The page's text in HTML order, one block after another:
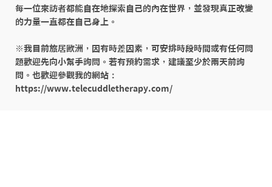
每一位來訪者都能自在地探索自己的內在世界，並發現真正改變
的力量一直都在自己身上。
※我目前旅居歐洲，因有時差因素，可安排時段時間或有任何問
題歡迎先向小幫手詢問。若有預約需求，建議至少於兩天前詢
問。也歡迎參觀我的網站：
https://www.telecuddletherapy.com/